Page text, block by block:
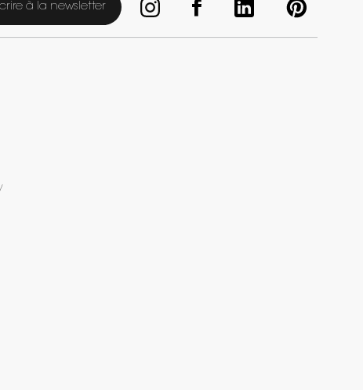
à la newsletter